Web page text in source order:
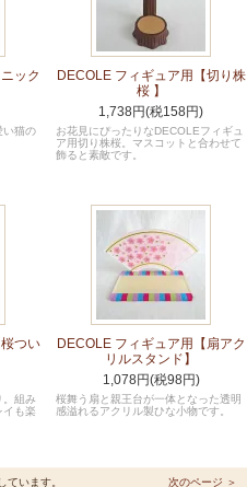
ック
い猫の
DECOLE フィギュア用【切り株
桜 】
1,738円(税158円)
お花見にぴったりなDECOLEフィギュ
ア用切り株桜。マスコットと合わせて
飾ると素敵です。
つい
。組み
イも楽
DECOLE フィギュア用【扇アク
リルスタンド】
1,078円(税98円)
桜舞う扇と親王台が一体となった透明
感溢れるアクリル製ひな小物です。
います。 次のページ ＞